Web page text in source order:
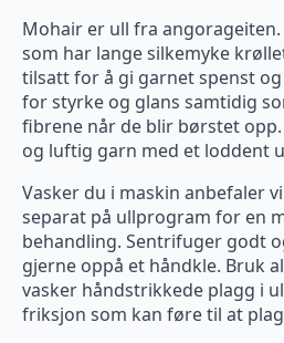
Mohair er ull fra
som har lange silkemyke
tilsatt for å gi garnet spenst
for styrke og glans samtidig
fibrene når de blir børstet
og luftig garn med et loddent
Vasker du i maskin anbefaler
separat på ullprogram for en
behandling. Sentrifuger godt
gjerne oppå et håndkle. Bruk
vasker håndstrikkede plagg i
friksjon som kan føre til at